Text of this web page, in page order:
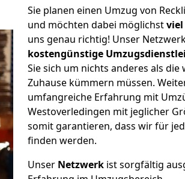
Sie planen einen Umzug von
und möchten dabei möglichstviel
uns genau richtig! Unser
kostengünstige
Sie sich um nichts anderes als
Zuhause kümmern müssen.
umfangreiche Erfahrung mit
Westoverledingen mit jeglicher
somit garantieren, dass wir für
finden werden.
Unser Netzwerk ist sorgfältig